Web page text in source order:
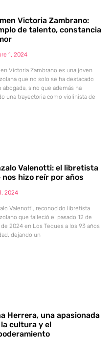
Victoria Zambrano:
de talento, constancia
1, 2024
Victoria Zambrano es una joven
que no solo se ha destacado
abogada, sino que además ha
una trayectoria como violinista de
Valenotti: el libretista
nos hizo reír por años
2024
Valenotti, reconocido libretista
que falleció el pasado 12 de
2024 en Los Teques a los 93 años
dejando un
Herrera, una apasionada
cultura y el